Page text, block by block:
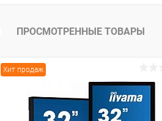
ПРОСМОТРЕННЫЕ ТОВАРЫ
Хит продаж